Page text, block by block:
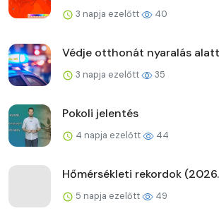
3 napja ezelőtt 40
Védje otthonát nyaralás
3 napja ezelőtt 35
Pokoli jelentés
4 napja ezelőtt 44
Hőmérsékleti rekordok
5 napja ezelőtt 49